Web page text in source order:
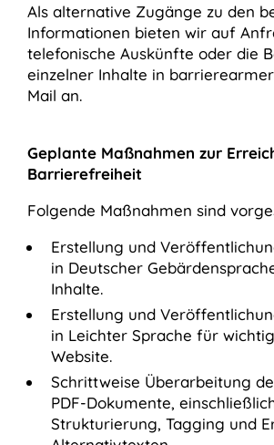
Als alternative Zugänge zu den
Informationen bieten wir auf
telefonische Auskünfte oder die
einzelner Inhalte in
Mail an.
Geplante Maßnahmen zur
Barrierefreiheit
Folgende Maßnahmen sind
Erstellung und
in Deutscher
Inhalte.
Erstellung und
in Leichter Sprache für
Website.
Schrittweise Überarbeitung
PDF-Dokumente,
Strukturierung, Tagging und